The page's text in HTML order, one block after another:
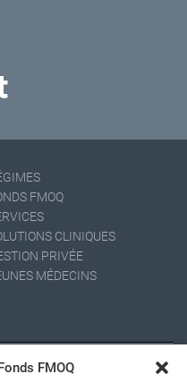
FMOQ
FMOQ
CLINIQUES
PRIVÉE
MÉDECINS